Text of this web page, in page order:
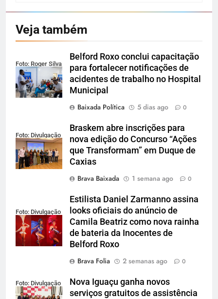
Veja também
Foto: Roger Silva
Belford Roxo conclui capacitação
para fortalecer notificações de
acidentes de trabalho no Hospital
Municipal
Baixada Política
5 dias ago 0
Foto: Divulgação
Braskem abre inscrições para
nova edição do Concurso “Ações
que Transformam” em Duque de
Caxias
Brava Baixada
1 semana ago 0
Foto: Divulgação
Estilista Daniel Zarmanno assina
looks oficiais do anúncio de
Camila Beatriz como nova rainha
de bateria da Inocentes de
Belford Roxo
Brava Folia
2 semanas ago 0
Foto: Divulgação
Nova Iguaçu ganha novos
serviços gratuitos de assistência